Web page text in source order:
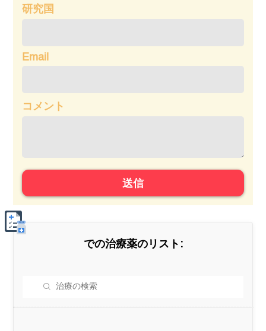
研究国
Email
コメント
送信
での治療薬のリスト: